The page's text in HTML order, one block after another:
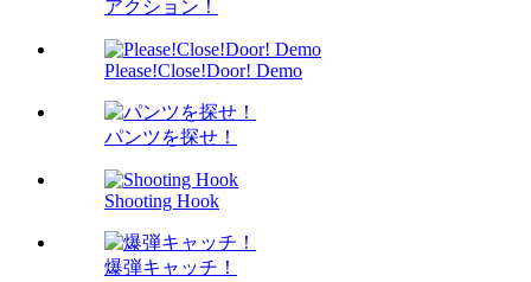
アクション！
Please!Close!Door! Demo
パンツを探せ！
Shooting Hook
爆弾キャッチ！